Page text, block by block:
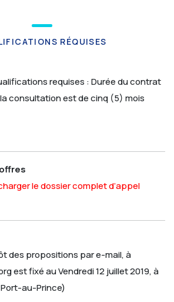
RÉQUISES
requises :Durée du contrat
consultation est de cinq (5) mois
le dossier complet d’appel
des propositions par e-mail, à
est fixé au Vendredi 12 juillet 2019, à
au-Prince)